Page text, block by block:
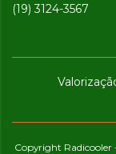
(19) 3124-3567
Copyright Radicooler